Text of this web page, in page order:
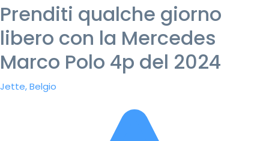
Prenditi qualche giorno
libero con la Mercedes
Marco Polo 4p del 2024
Jette, Belgio